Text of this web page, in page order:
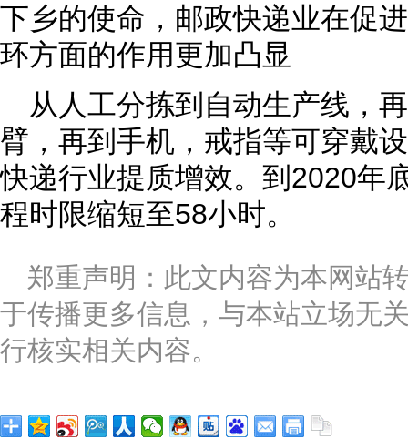
下乡的使命，邮政快递业在促
环方面的作用更加凸显
从人工分拣到自动生产线，
臂，再到手机，戒指等可穿戴
快递行业提质增效。到2020年
程时限缩短至58小时。
郑重声明：此文内容为本网站
于传播更多信息，与本站立场无
行核实相关内容。